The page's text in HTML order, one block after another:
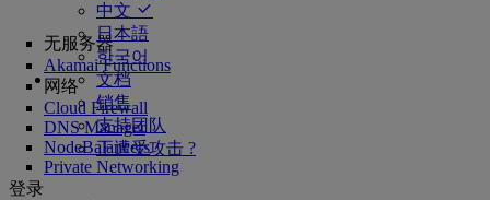
中文
日本語
한국어
文档
销售
支持团队
正遭受攻击 ?
登录
无服务器
Akamai Functions
网络
Cloud Firewall
DNS Manager
NodeBalancers
Private Networking